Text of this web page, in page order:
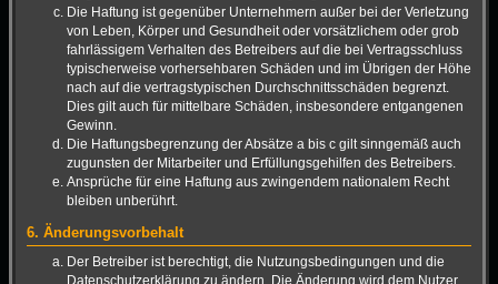
Die Haftung ist gegenüber Unternehmern außer bei der Verletzung
von Leben, Körper und Gesundheit oder vorsätzlichem oder grob
fahrlässigem Verhalten des Betreibers auf die bei Vertragsschluss
typischerweise vorhersehbaren Schäden und im Übrigen der Höhe
nach auf die vertragstypischen Durchschnittsschäden begrenzt.
Dies gilt auch für mittelbare Schäden, insbesondere entgangenen
Gewinn.
Die Haftungsbegrenzung der Absätze a bis c gilt sinngemäß auch
zugunsten der Mitarbeiter und Erfüllungsgehilfen des Betreibers.
Ansprüche für eine Haftung aus zwingendem nationalem Recht
bleiben unberührt.
6. Änderungsvorbehalt
Der Betreiber ist berechtigt, die Nutzungsbedingungen und die
Datenschutzerklärung zu ändern. Die Änderung wird dem Nutzer